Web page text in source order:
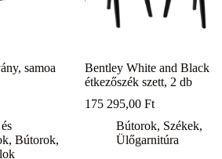
samoa
,Bútorok,
Bentley White and Black
étkezőszék szett, 2 db
175 295,00Ft
Bútorok, Székek,
Ülőgarnitúra